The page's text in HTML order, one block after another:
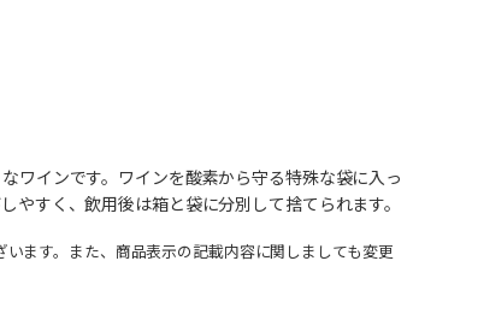
ワインです。ワインを酸素から守る特殊な袋に入っ
すく、飲用後は箱と袋に分別して捨てられます。
ます。また、商品表示の記載内容に関しましても変更